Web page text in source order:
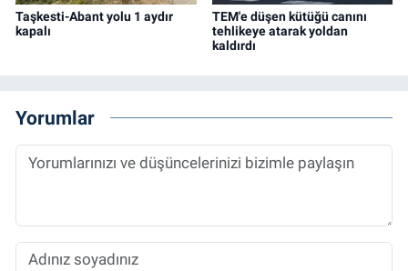
Taşkesti-Abant yolu 1 aydır
kapalı
TEM'e düşen kütüğü canını
tehlikeye atarak yoldan
kaldırdı
Yorumlar